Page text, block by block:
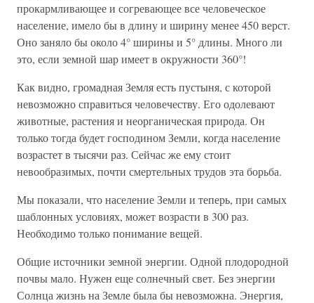
прокармливающее и согревающее все человеческое
население, имело бы в длину и ширину менее 450 верст.
Оно заняло бы около 4° ширины и 5° длины. Много ли
это, если земной шар имеет в окружности 360°!
Как видно, громадная Земля есть пустыня, с которой
невозможно справиться человечеству. Его одолевают
животные, растения и неорганическая природа. Он
только тогда будет господином Земли, когда население
возрастет в тысячи раз. Сейчас же ему стоит
невообразимых, почти смертельных трудов эта борьба.
Мы показали, что население Земли и теперь, при самых
шаблонных условиях, может возрасти в 300 раз.
Необходимо только понимание вещей.
Общие источники земной энергии. Одной плодородной
почвы мало. Нужен еще солнечный свет. Без энергии
Солнца жизнь на Земле была бы невозможна. Энергия,